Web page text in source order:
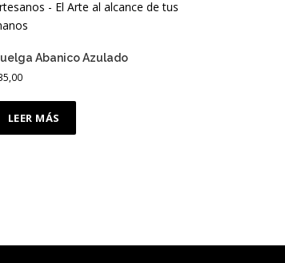
Abanico Azulado
LEER MÁS